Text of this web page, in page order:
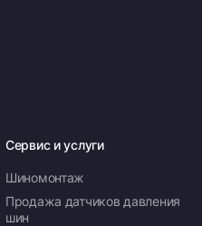
Сервис и услуги
Шиномонтаж
Продажа датчиков давления
шин